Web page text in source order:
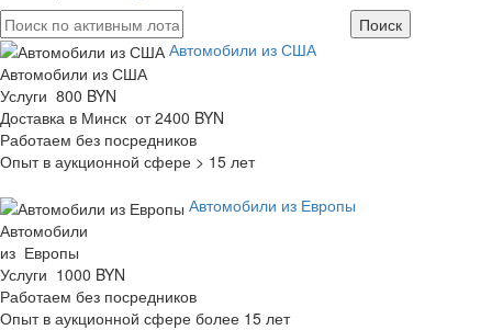
Автомобили из США
Автомобили из США
Услуги 800 BYN
Доставка в Минск от 2400 BYN
Работаем без посредников
Опыт в аукционной сфере > 15 лет
Автомобили из Европы
Автомобили
из Европы
Услуги 1000 BYN
Работаем без посредников
Опыт в аукционной сфере более 15 лет